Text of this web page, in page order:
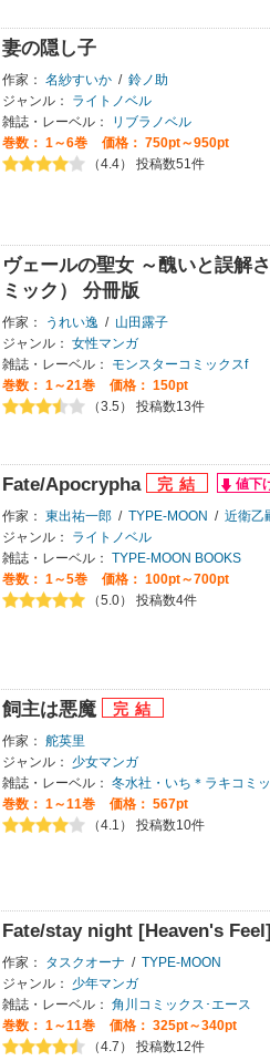
妻の隠し子
作家： 名紗すいか / 鈴ノ助
ジャンル：
ライトノベル
雑誌・レーベル：
リブラノベル
巻数： 1～6巻
価格： 750pt～950pt
（4.4） 投稿数51件
ヴェールの聖女 ～醜いと誤解
ミック） 分冊版
作家： うれい逸 / 山田露子
ジャンル： 女性マンガ
雑誌・レーベル：
モンスターコミックスf
巻数： 1～21巻
価格： 150pt
（3.5） 投稿数13件
Fate/Apocrypha
作家： 東出祐一郎 / TYPE-MOON / 近衛乙
ジャンル：
ライトノベル
雑誌・レーベル： TYPE-MOON BOOKS
巻数： 1～5巻
価格： 100pt～700pt
（5.0） 投稿数4件
飼主は悪魔
作家： 舵英里
ジャンル：
少女マンガ
雑誌・レーベル： 冬水社・いち＊ラキコミ
巻数： 1～11巻
価格： 567pt
（4.1） 投稿数10件
Fate/stay night [Heaven's Feel]
作家： タスクオーナ / TYPE-MOON
ジャンル：
少年マンガ
雑誌・レーベル： 角川コミックス･エース
巻数： 1～11巻
価格： 325pt～340pt
（4.7） 投稿数12件